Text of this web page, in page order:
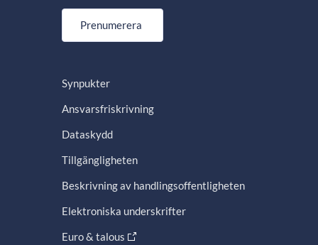
Prenumerera
Synpukter
Ansvarsfriskrivning
Dataskydd
Tillgängligheten
Beskrivning av handlingsoffentligheten
Elektroniska underskrifter
Euro & talous